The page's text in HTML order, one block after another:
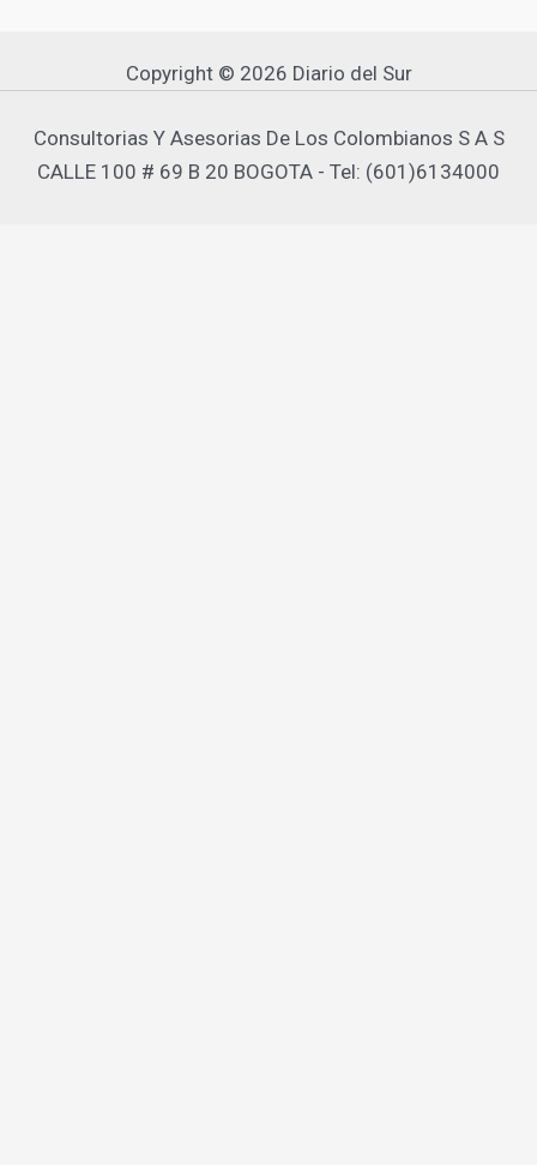
Copyright © 2026 Diario del Sur
Consultorias Y Asesorias De Los Colombianos S A S
CALLE 100 # 69 B 20 BOGOTA - Tel: (601)6134000